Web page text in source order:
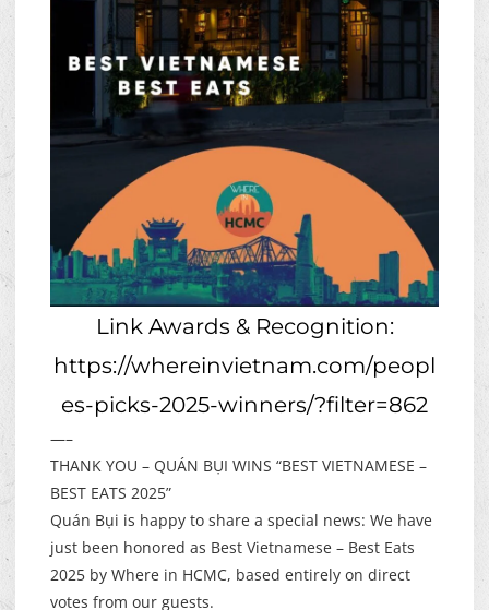
Link Awards & Recognition:
https://whereinvietnam.com/peopl
es-picks-2025-winners/?filter=862
—–
THANK YOU – QUÁN BỤI WINS “BEST VIETNAMESE –
BEST EATS 2025”
Quán Bụi is happy to share a special news: We have
just been honored as Best Vietnamese – Best Eats
2025 by Where in HCMC, based entirely on direct
votes from our guests.